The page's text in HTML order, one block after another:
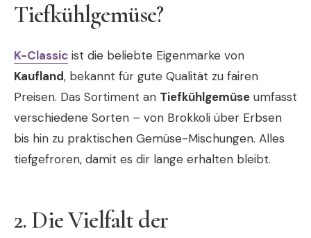
Tiefkühlgemüse?
K-Classic ist die beliebte Eigenmarke von
Kaufland, bekannt für gute Qualität zu fairen
Preisen. Das Sortiment an Tiefkühlgemüse umfasst
verschiedene Sorten – von Brokkoli über Erbsen
bis hin zu praktischen Gemüse-Mischungen. Alles
tiefgefroren, damit es dir lange erhalten bleibt.
2. Die Vielfalt der